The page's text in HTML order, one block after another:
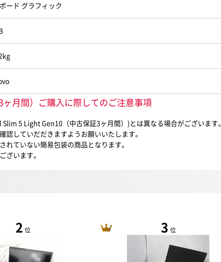
ード グラフィック
月間）ご購入に際してのご注意事項
5 Light Gen10（中古保証3ヶ月間）)とは異なる場合がございます。
していだだきますようお願いいたします。
ていない簡易包装の商品となります。
います。
2 位 3 位